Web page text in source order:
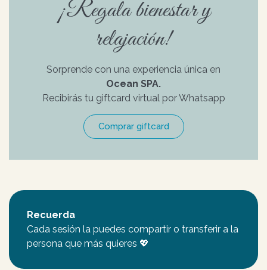
¡Regala bienestar y
relajación!
Sorprende con una experiencia única en
Ocean SPA.
Recibirás tu giftcard virtual por Whatsapp
Comprar giftcard
Recuerda
Cada sesión la puedes compartir o transferir a la
persona que más quieres 💖